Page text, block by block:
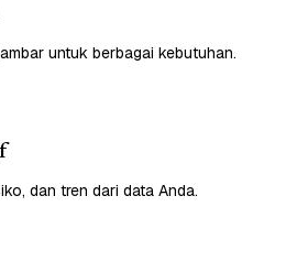
untuk berbagai kebutuhan.
dan tren dari data Anda.